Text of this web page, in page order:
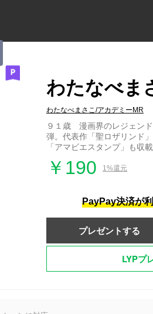
わたなべま
わたなべまさこ/アカデミーMR
９１歳 漫画界のレジェン
弾。代表作「聖ロザリンド
「アマビエスタンプ」も収載
￥190 1%還元
PayPay決済が
プレゼントする
LYPプ